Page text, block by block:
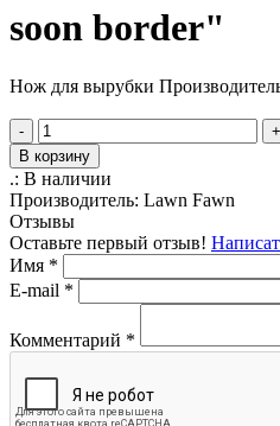
soon border"
Нож для вырубки
-
+
В корзину
.: В наличии
Производитель: Lawn Fawn
Отзывы
Оставьте первый отзыв!
Имя *
E-mail *
Комментарий *